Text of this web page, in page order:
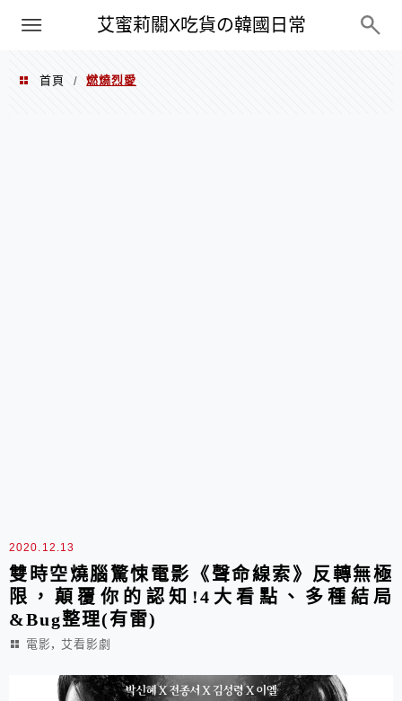
艾蜜莉關X吃貨の韓國日常
PXN
首頁 / 燃燒烈愛
2020.12.13
雙時空燒腦驚悚電影《聲命線索》反轉無極
限，顛覆你的認知!4大看點、多種結局
&Bug整理(有雷)
電影, 艾看影劇